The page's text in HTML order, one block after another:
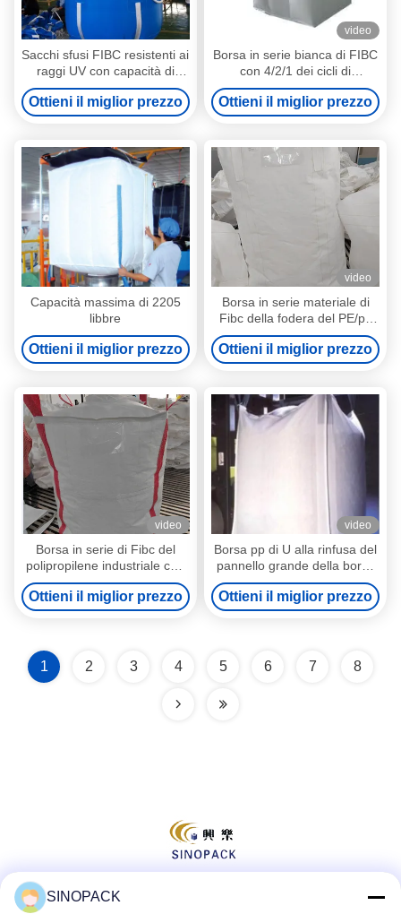
Sacchi sfusi FIBC resistenti ai
raggi UV con capacità di
sollevamento da 500 a 2500
kg realizzati in polipropilene
resistente
Ottieni il miglior prezzo
video
Borsa in serie bianca di FIBC
con 4/2/1 dei cicli di
sollevamento
Ottieni il miglior prezzo
Capacità massima di 2205
libbre
Ottieni il miglior prezzo
video
Borsa in serie materiale di
Fibc della fodera del PE/pp
con 4/2/1 dei cicli e certificati
di sollevamento
Ottieni il miglior prezzo
video
Borsa in serie di Fibc del
polipropilene industriale con
la fodera & la stampa
Ottieni il miglior prezzo
video
Borsa pp di U alla rinfusa del
pannello grande della borsa
FIBC della borsa industriale
alla rinfusa con i cicli
d'angolo trasversali
Ottieni il miglior prezzo
1 2 3 4 5 6 7 8
SINOPACK